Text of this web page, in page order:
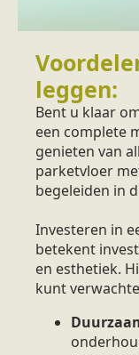
leggen:
Bent u klaar
een complete
genieten van
parketvloer
begeleiden in
Investeren in
betekent
en esthetiek.
kunt